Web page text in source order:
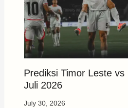
Prediksi Timor Leste vs
Juli 2026
July 30, 2026